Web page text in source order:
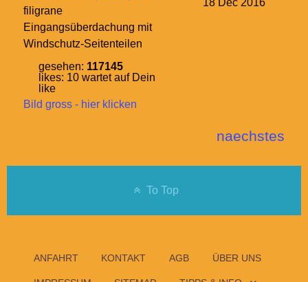
filigrane
Eingangsüberdachung mit
Windschutz-Seitenteilen
gesehen: 117145
likes: 10 wartet auf Dein
like
Bild gross - hier klicken
naechstes
To Top
ANFAHRT KONTAKT AGB ÜBER UNS